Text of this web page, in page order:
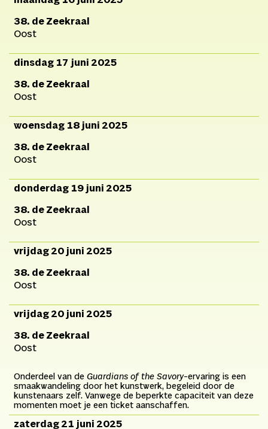
38. de Zeekraal
Oost
dinsdag 17 juni 2025
38. de Zeekraal
Oost
woensdag 18 juni 2025
38. de Zeekraal
Oost
donderdag 19 juni 2025
38. de Zeekraal
Oost
vrijdag 20 juni 2025
38. de Zeekraal
Oost
vrijdag 20 juni 2025
38. de Zeekraal
Oost
Onderdeel van de Guardians of the Savory-ervaring is een
smaakwandeling door het kunstwerk, begeleid door de
kunstenaars zelf. Vanwege de beperkte capaciteit van deze
momenten moet je een ticket aanschaffen.
zaterdag 21 juni 2025